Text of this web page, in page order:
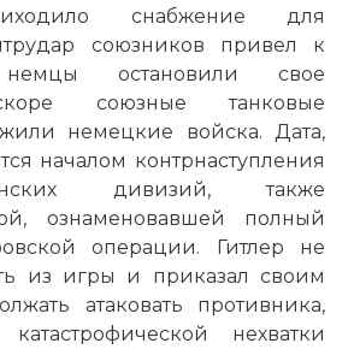
снабжение для
союзников привел к
остановили свое
союзные танковые
немецкие войска. Дата,
началом контрнаступления
дивизий, также
ознаменовавшей полный
операции. Гитлер не
из игры и приказал своим
атаковать противника,
нехватки